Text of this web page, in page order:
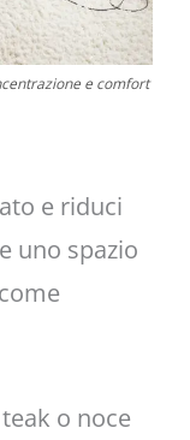
e comfort
e riduci
uno spazio
o noce